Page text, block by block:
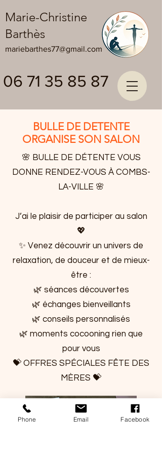
Marie-Christine
Barthès
mariebarthes77@gmail.com
06 71 35 85 87
BULLE DE DETENTE
ORGANISE SON SALON
🌸 BULLE DE DÉTENTE VOUS
DONNE RENDEZ-VOUS À COMBS-
LA-VILLE 🌸
J’ai le plaisir de participer au salon
💖
✨ Venez découvrir un univers de
relaxation, de douceur et de mieux-
être :
🌿 séances découvertes
🌿 échanges bienveillants
🌿 conseils personnalisés
🌿 moments cocooning rien que
pour vous
💝 OFFRES SPÉCIALES FÊTE DES
MÈRES 💝
Phone Email Facebook